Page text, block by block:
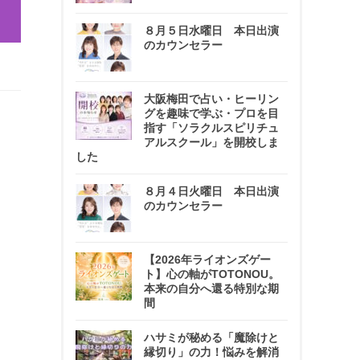
８月５日水曜日 本日出演
のカウンセラー
大阪梅田で占い・ヒーリン
グを趣味で学ぶ・プロを目
指す「ソラクルスピリチュ
アルスクール」を開校しま
した
８月４日火曜日 本日出演
のカウンセラー
【2026年ライオンズゲー
ト】心の軸がTOTONOU。
本来の自分へ還る特別な期
間
ハサミが秘める「魔除けと
縁切り」の力！悩みを解消